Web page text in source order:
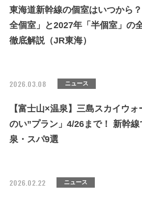
東海道新幹線の個室はいつから
全個室」と2027年「半個室」の
徹底解説（JR東海）
2026.03.08 ニュース
【富士山×温泉】三島スカイウ
のい”プラン」4/26まで！ 新幹
泉・スパ9選
2026.02.22 ニュース